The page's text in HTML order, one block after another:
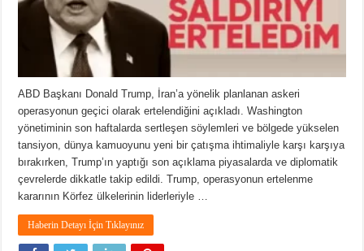
ABD Başkanı Donald Trump, İran’a yönelik planlanan askeri
operasyonun geçici olarak ertelendiğini açıkladı. Washington
yönetiminin son haftalarda sertleşen söylemleri ve bölgede yükselen
tansiyon, dünya kamuoyunu yeni bir çatışma ihtimaliyle karşı karşıya
bırakırken, Trump’ın yaptığı son açıklama piyasalarda ve diplomatik
çevrelerde dikkatle takip edildi. Trump, operasyonun ertelenme
kararının Körfez ülkelerinin liderleriyle …
Haberin Detayı İçin Tıklayınız